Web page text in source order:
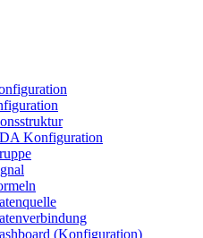
Konfiguration
(Konfiguration)